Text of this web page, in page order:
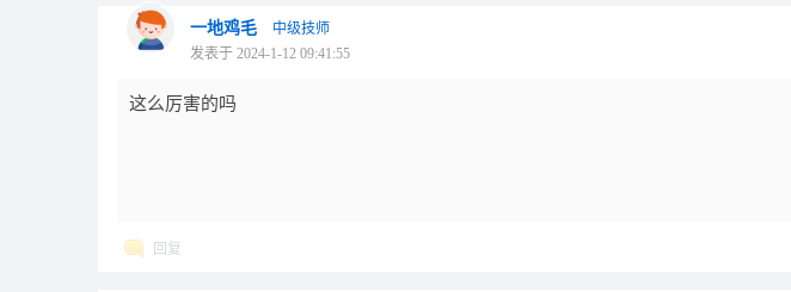
一地鸡毛
中级技师
发表于 2024-1-12 09:41:55
这么厉害的吗
回复